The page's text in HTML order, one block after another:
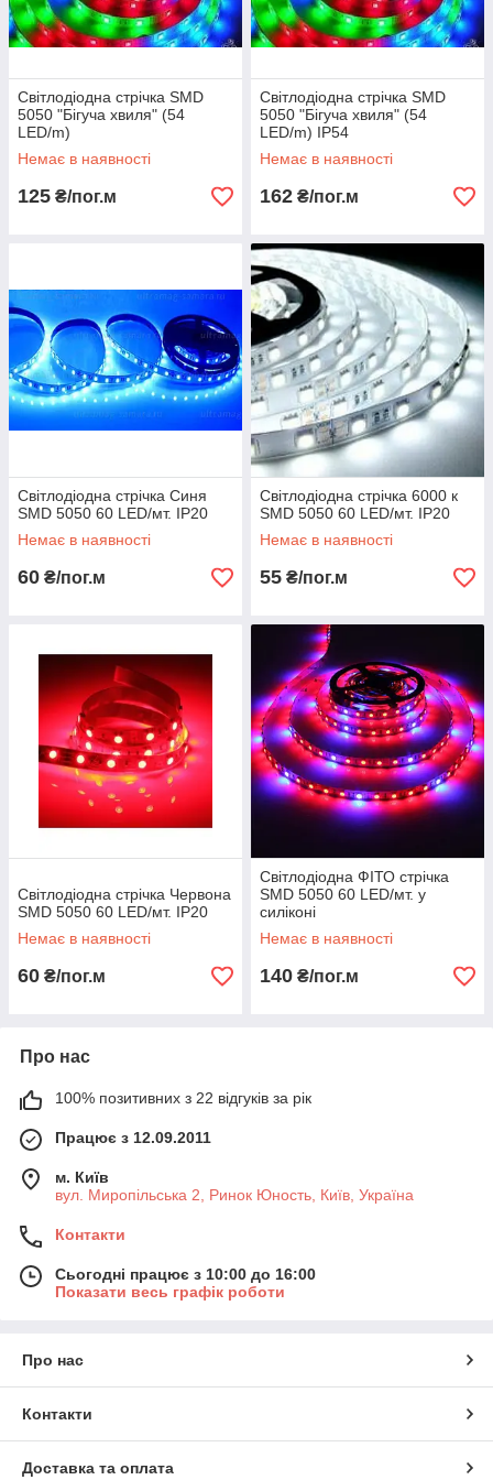
Світлодіодна стрічка SMD
5050 "Бігуча хвиля" (54
LED/m)
Немає в наявності
125 ₴/пог.м
Світлодіодна стрічка SMD
5050 "Бігуча хвиля" (54
LED/m) IP54
Немає в наявності
162 ₴/пог.м
Світлодіодна стрічка Синя
SMD 5050 60 LED/мт. IP20
Немає в наявності
60 ₴/пог.м
Світлодіодна стрічка 6000 к
SMD 5050 60 LED/мт. IP20
Немає в наявності
55 ₴/пог.м
Світлодіодна стрічка Червона
SMD 5050 60 LED/мт. IP20
Немає в наявності
60 ₴/пог.м
Світлодіодна ФІТО стрічка
SMD 5050 60 LED/мт. у
силіконі
Немає в наявності
140 ₴/пог.м
Про нас
100% позитивних з 22 відгуків за рік
Працює з 12.09.2011
м. Київ
вул. Миропільська 2, Ринок Юность, Київ, Україна
Контакти
Сьогодні працює з 10:00 до 16:00
Показати весь графік роботи
Про нас
Контакти
Доставка та оплата